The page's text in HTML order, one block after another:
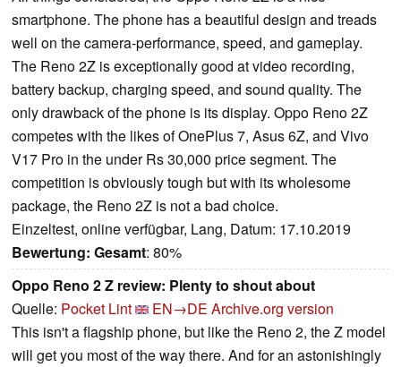
smartphone. The phone has a beautiful design and treads
well on the camera-performance, speed, and gameplay.
The Reno 2Z is exceptionally good at video recording,
battery backup, charging speed, and sound quality. The
only drawback of the phone is its display. Oppo Reno 2Z
competes with the likes of OnePlus 7, Asus 6Z, and Vivo
V17 Pro in the under Rs 30,000 price segment. The
competition is obviously tough but with its wholesome
package, the Reno 2Z is not a bad choice.
Einzeltest, online verfügbar, Lang, Datum: 17.10.2019
Bewertung: Gesamt: 80%
Oppo Reno 2 Z review: Plenty to shout about
Quelle: Pocket Lint EN→DE Archive.org version
This isn't a flagship phone, but like the Reno 2, the Z model
will get you most of the way there. And for an astonishingly